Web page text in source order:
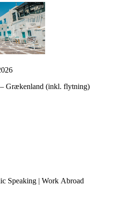
– Grækenland (inkl. flytning)
Speaking | Work Abroad